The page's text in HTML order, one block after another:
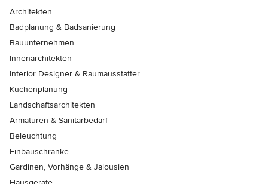
Architekten
Badplanung & Badsanierung
Bauunternehmen
Innenarchitekten
Interior Designer & Raumausstatter
Küchenplanung
Landschaftsarchitekten
Armaturen & Sanitärbedarf
Beleuchtung
Einbauschränke
Gardinen, Vorhänge & Jalousien